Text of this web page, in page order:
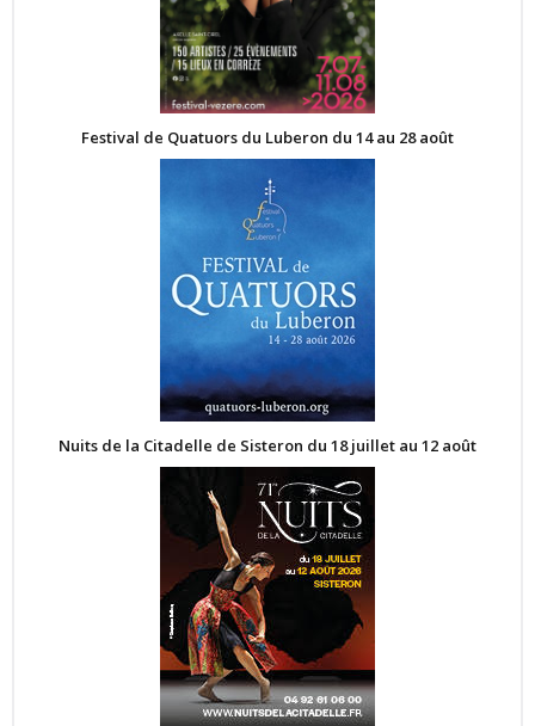
Festival de Quatuors du Luberon du 14 au 28 août
Nuits de la Citadelle de Sisteron du 18 juillet au 12 août